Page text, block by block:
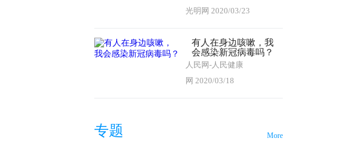
光明网 2020/03/23
有人在身边咳嗽，我
会感染新冠病毒吗？
人民网-人民健康
网 2020/03/18
专题 More